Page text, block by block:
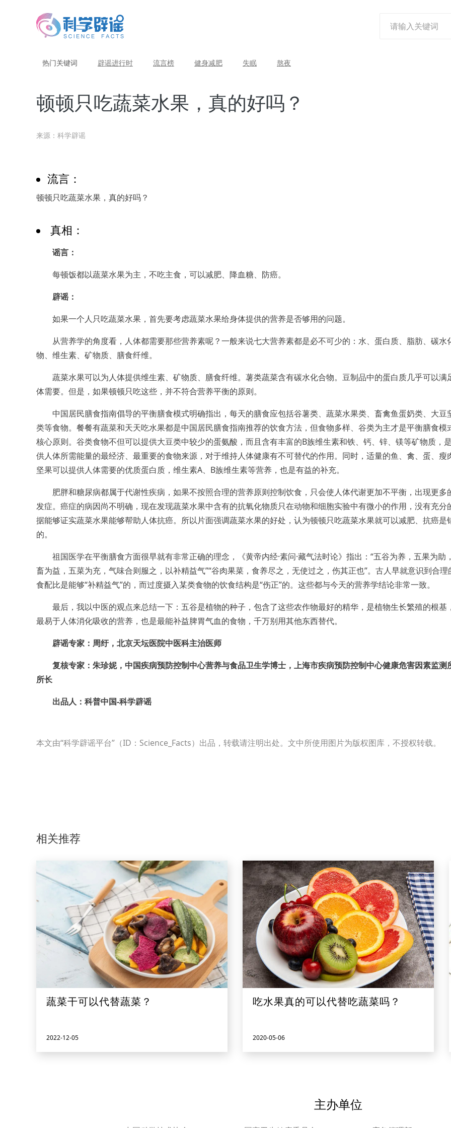
热门关键词 辟谣进行时 流言榜 健身减肥 失眠 熬夜
顿顿只吃蔬菜水果，真的好吗？
来源：科学辟谣
流言：
顿顿只吃蔬菜水果，真的好吗？
真相：
谣言：
每顿饭都以蔬菜水果为主，不吃主食，可以减肥、降血糖、防癌。
辟谣：
如果一个人只吃蔬菜水果，首先要考虑蔬菜水果给身体提供的营养是否够用的问题。
从营养学的角度看，人体都需要那些营养素呢？一般来说七大营养素都是必不可少的：水、蛋白质、脂肪、碳水
物、维生素、矿物质、膳食纤维。
蔬菜水果可以为人体提供维生素、矿物质、膳食纤维。薯类蔬菜含有碳水化合物。豆制品中的蛋白质几乎可以满
体需要。但是，如果顿顿只吃这些，并不符合营养平衡的原则。
中国居民膳食指南倡导的平衡膳食模式明确指出，每天的膳食应包括谷薯类、蔬菜水果类、畜禽鱼蛋奶类、大豆
类等食物。餐餐有蔬菜和天天吃水果都是中国居民膳食指南推荐的饮食方法，但食物多样、谷类为主才是平衡膳食模
核心原则。谷类食物不但可以提供大豆类中较少的蛋氨酸，而且含有丰富的B族维生素和铁、钙、锌、镁等矿物质，
供人体所需能量的最经济、最重要的食物来源，对于维持人体健康有不可替代的作用。同时，适量的鱼、禽、蛋、瘦
坚果可以提供人体需要的优质蛋白质，维生素A、B族维生素等营养，也是有益的补充。
肥胖和糖尿病都属于代谢性疾病，如果不按照合理的营养原则控制饮食，只会使人体代谢更加不平衡，出现更多
发症。癌症的病因尚不明确，现在发现蔬菜水果中含有的抗氧化物质只在动物和细胞实验中有微小的作用，没有充分
据能够证实蔬菜水果能够帮助人体抗癌。所以片面强调蔬菜水果的好处，认为顿顿只吃蔬菜水果就可以减肥、抗癌是
的。
祖国医学在平衡膳食方面很早就有非常正确的理念，《黄帝内经·素问·藏气法时论》指出：“五谷为养，五果为助
畜为益，五菜为充，气味合则服之，以补精益气”“谷肉果菜，食养尽之，无使过之，伤其正也”。古人早就意识到合理
食配比是能够“补精益气”的，而过度摄入某类食物的饮食结构是“伤正”的。这些都与今天的营养学结论非常一致。
最后，我以中医的观点来总结一下：五谷是植物的种子，包含了这些农作物最好的精华，是植物生长繁殖的根基
最易于人体消化吸收的营养，也是最能补益脾胃气血的食物，千万别用其他东西替代。
辟谣专家：周纡，北京天坛医院中医科主治医师
复核专家：朱珍妮，中国疾病预防控制中心营养与食品卫生学博士，上海市疾病预防控制中心健康危害因素监测
所长
出品人：科普中国-科学辟谣
本文由“科学辟谣平台”（ID：Science_Facts）出品，转载请注明出处。文中所使用图片为版权图库，不授权转载。
相关推荐
蔬菜干可以代替蔬菜？
2022-12-05
吃水果真的可以代替吃蔬菜吗？
2020-05-06
主办单位